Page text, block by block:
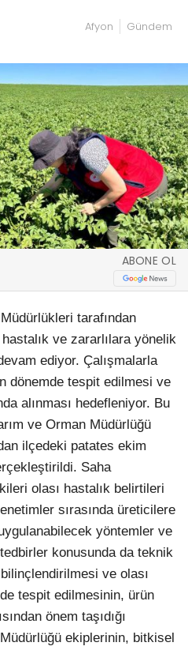
Afyon Gündem
ABONE OL
tarafından
ve zararlılara yönelik
ediyor. Çalışmalarla
dönemde tespit edilmesi ve
alınması hedefleniyor. Bu
ve Orman Müdürlüğü
ilçedeki patates ekim
Saha
olası hastalık belirtileri
sırasında üreticilere
yöntemler ve
konusunda da teknik
ve olası
tespit edilmesinin, ürün
önem taşıdığı
ekiplerinin, bitkisel